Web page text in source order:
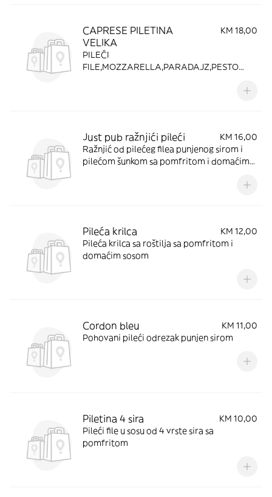
CAPRESE PILETINA
VELIKA
KM 18,00
PILEĆI
FILE,MOZZARELLA,PARADAJZ,PESTO
Just pub ražnjići pileći
KM 16,00
Ražnjić od pilećeg filea punjenog sirom i
pilećom šunkom sa pomfritom i domaćim
Pileća krilca
KM 12,00
Pileća krilca sa roštilja sa pomfritom i
domaćim sosom
Cordon bleu
KM 11,00
Pohovani pileći odrezak punjen sirom
Piletina 4 sira
KM 10,00
Pileći file u sosu od 4 vrste sira sa
pomfritom